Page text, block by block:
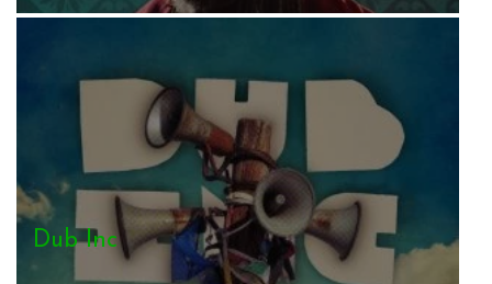
Dub Inc